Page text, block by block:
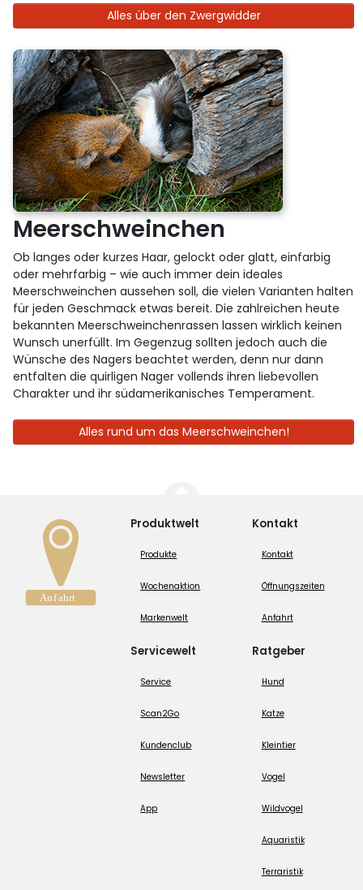
Alles über den Zwergwidder
Meerschweinchen
Ob langes oder kurzes Haar, gelockt oder glatt, einfarbig
oder mehrfarbig – wie auch immer dein ideales
Meerschweinchen aussehen soll, die vielen Varianten halten
für jeden Geschmack etwas bereit. Die zahlreichen heute
bekannten Meerschweinchenrassen lassen wirklich keinen
Wunsch unerfüllt. Im Gegenzug sollten jedoch auch die
Wünsche des Nagers beachtet werden, denn nur dann
entfalten die quirligen Nager vollends ihren liebevollen
Charakter und ihr südamerikanisches Temperament.
Alles rund um das Meerschweinchen!
Produktwelt
Produkte
Wochenaktion
Markenwelt
Servicewelt
Service
Scan2Go
Kundenclub
Newsletter
App
Kontakt
Kontakt
Öffnungszeiten
Anfahrt
Ratgeber
Hund
Katze
Kleintier
Vogel
Wildvogel
Aquaristik
Terraristik